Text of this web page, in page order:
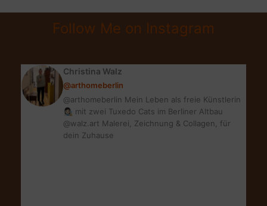
AUSMISTEN
Follow Me on Instagram
Christina Walz
@arthomeberlin
@arthomeberlin Mein Leben als freie Künstlerin
👩🏻‍🎨 mit zwei Tuxedo Cats im Berliner Altbau
@walz.art Malerei, Zeichnung & Collagen, für
dein Zuhause